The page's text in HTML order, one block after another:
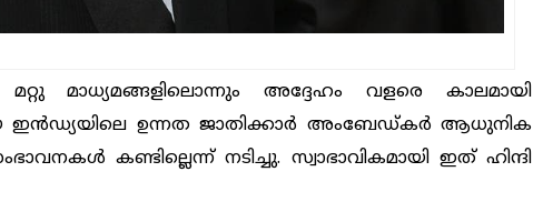
മാധ്യമങ്ങളിലൊന്നും അദ്ദേഹം വളരെ കാലമായി
ഇൻഡ്യയിലെ ഉന്നത ജാതിക്കാര്‍ അംബേഡ്കര്‍ ആധുനിക
കണ്ടില്ലെന്ന് നടിച്ചു. സ്വാഭാവികമായി ഇത് ഹിന്ദി